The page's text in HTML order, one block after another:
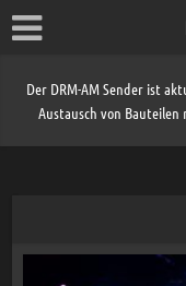
Der DRM-AM Sender ist
Austausch von Bauteilen